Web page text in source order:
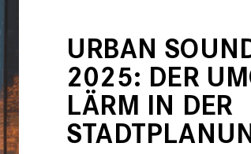
URBAN
2025: DER
LÄRM IN DER